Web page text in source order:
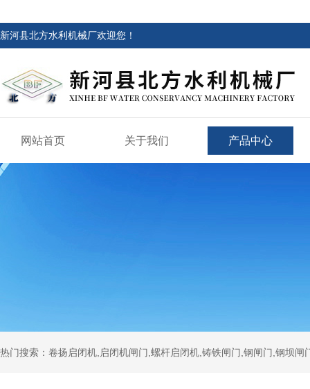
新河县北方水利机械厂欢迎您！
网站首页 关于我们 产品中心
热门搜索：卷扬启闭机,启闭机闸门,螺杆启闭机,铸铁闸门,钢闸门,钢坝